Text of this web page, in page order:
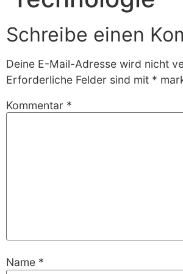
Schreibe einen
Deine E-Mail-Adresse wird nicht
Erforderliche Felder sind mit *
Kommentar *
Name *